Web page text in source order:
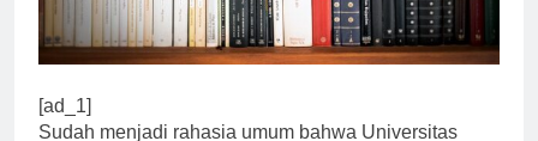
[ad_1]
Sudah menjadi rahasia umum bahwa Universitas